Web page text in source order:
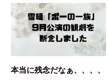
本当に残念だなぁ、、、、